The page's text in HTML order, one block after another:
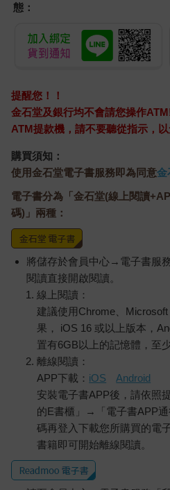
態：
提醒您！！
金石堂及銀行均不會請您操作
ATM提款機，請不要聽從指示，以
購買須知：
使用金石堂電子書服務即為同意金
電子書分為「金石堂(線上閱讀
碼)」兩種：
將儲存於會員中心→電子書服
閱讀直接開啟閱讀。
線上閱讀：
建議使用Chrome、
果， iOS 16 或以上版本，
置有6GB以上的記憶體，至
離線閱讀：
APP下載： iOS
Android
安裝電子書APP後，請依照
的E書櫃」→「電子書APP通
碼再登入下載您所購買的電
書籍即可開始離線閱讀。